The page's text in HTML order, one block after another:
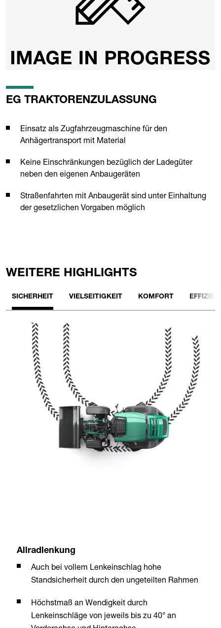
EG TRAKTORENZULASSUNG
Einsatz als Zugfahrzeugmaschine für den
Anhägertransport mit Material
Keine Einschränkungen bezüglich der Ladegüter
neben den eigenen Anbaugeräten
Straßenfahrten mit Anbaugerät sind unter Einhaltung
der gesetzlichen Vorgaben möglich
WEITERE HIGHLIGHTS
SICHERHEIT VIELSEITIGKEIT KOMFORT
Allradlenkung
Auch bei vollem Lenkeinschlag hohe
Standsicherheit durch den ungeteilten Rahmen
Höchstmaß an Wendigkeit durch
Lenkeinschläge von jeweils bis zu 40° an